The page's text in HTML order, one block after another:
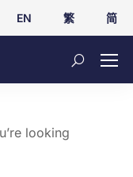
EN 繁 简
looking